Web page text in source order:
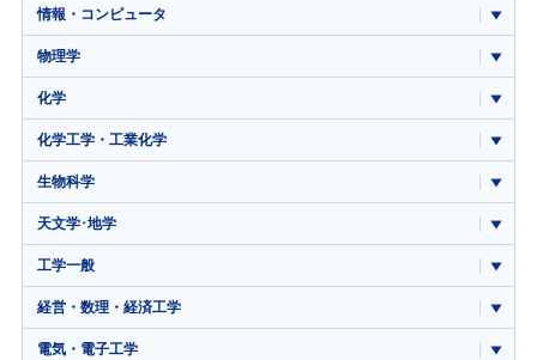
情報・コンピュータ
物理学
化学
化学工学・工業化学
生物科学
天文学･地学
工学一般
経営・数理・経済工学
電気・電子工学